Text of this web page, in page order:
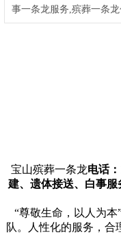
事一条龙服务,殡葬一条
宝山殡葬一条龙电话：
建、遗体接送、白事
“尊敬生命，以人为
队。人性化的服务，合